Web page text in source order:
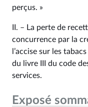
perçus. »
II. – La perte de
concurrence par la
l’accise sur les
du livre III du code
services.
Exposé